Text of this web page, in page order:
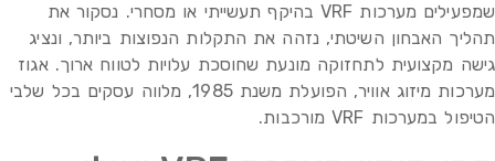
שמפעילים מערכות VRF בהיקף תעשייתי או מסחרי. נסקור את
תהליך האבחון השיטתי, נזהה את התקלות הנפוצות ביותר, ונציג
גישה מקצועית לתחזוקה מונעת שחוסכת עלויות לטווח ארוך. אגוז
מערכות מיזוג אוויר, הפועלת משנת 1985, מלווה עסקים בכל שלבי
הטיפול במערכות VRF מורכבות.